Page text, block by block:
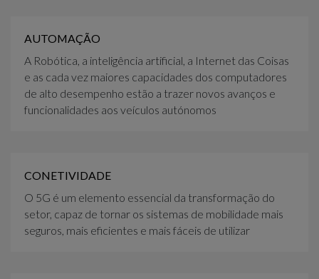
AUTOMAÇÃO
A Robótica, a inteligência artificial, a Internet das Coisas
e as cada vez maiores capacidades dos computadores
de alto desempenho estão a trazer novos avanços e
funcionalidades aos veículos autónomos
CONETIVIDADE
O 5G é um elemento essencial da transformação do
setor, capaz de tornar os sistemas de mobilidade mais
seguros, mais eficientes e mais fáceis de utilizar